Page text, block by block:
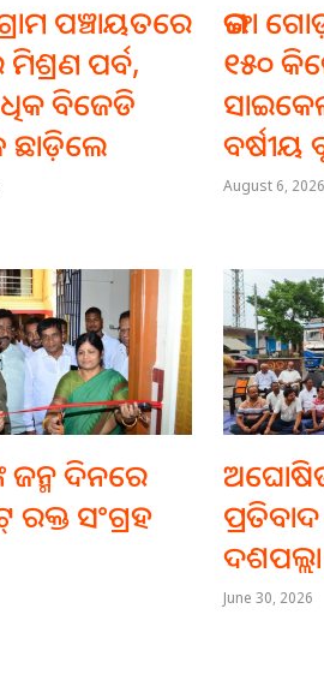
ପଞ୍ଚାୟତରେ
ପର୍ବ,
ବିଜେଡି
ଛାଡ଼ିଲେ
ଭଙ୍ଗା
୧୫୦
ବର୍ଷୀୟ
August 6, 2026
ଜନ୍ମ ଦିନରେ
ସଂଗ୍ରହ
June 30, 2026